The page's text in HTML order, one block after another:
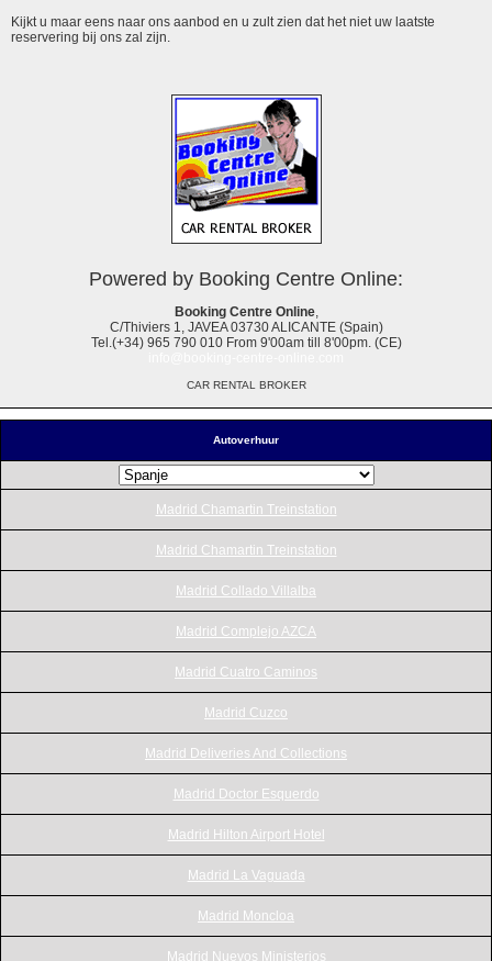
Autoverhuur
Madrid Chamartin Treinstation
Madrid Chamartin Treinstation
Madrid Collado Villalba
Madrid Complejo AZCA
Madrid Cuatro Caminos
Madrid Cuzco
Madrid Deliveries And Collections
Madrid Doctor Esquerdo
Madrid Hilton Airport Hotel
Madrid La Vaguada
Madrid Moncloa
Madrid Nuevos Ministerios
Kijkt u maar eens naar ons aanbod en u zult zien dat het niet uw laatste
reservering bij ons zal zijn.
Powered by Booking Centre Online:
Booking Centre Online,
C/Thiviers 1, JAVEA 03730 ALICANTE (Spain)
Tel.(+34) 965 790 010 From 9'00am till 8'00pm. (CE)
CAR RENTAL BROKER